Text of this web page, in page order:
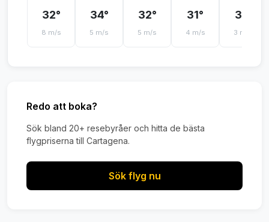
32°
8 m/s
34°
5 m/s
32°
5 m/s
31°
4 m/s
31°
3 m/s
Redo att boka?
Sök bland 20+ resebyråer och hitta de bästa
flygpriserna till Cartagena.
Sök flyg nu